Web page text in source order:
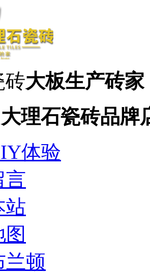
砖大板生产砖家
大理石瓷砖品牌
体验
言
站
图
兰顿